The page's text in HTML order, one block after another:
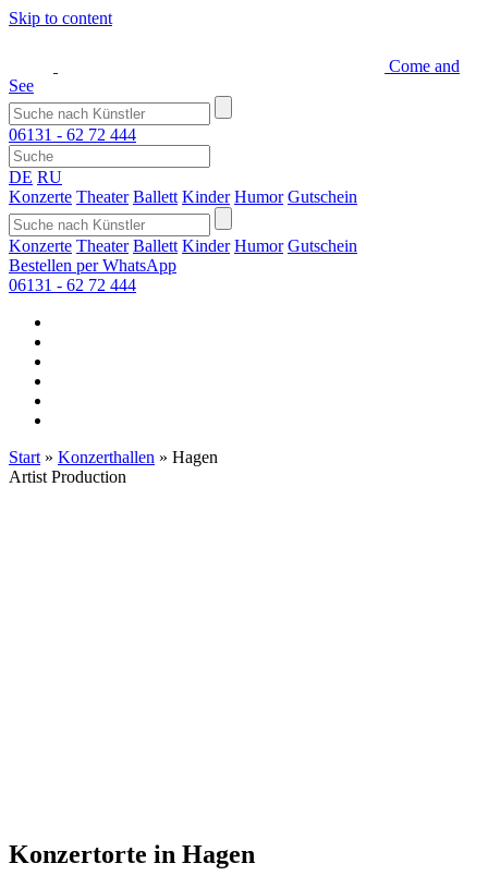
Skip to content
Come and
See
06131 - 62 72 444
DE RU
Konzerte Theater Ballett Kinder Humor Gutschein
Konzerte Theater Ballett Kinder Humor Gutschein
Bestellen per WhatsApp
06131 - 62 72 444
Start » Konzerthallen » Hagen
Artist Production
Konzertorte in Hagen